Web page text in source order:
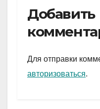
e
gr
a
m
er
Добавить
Для отправки
авторизоваться.